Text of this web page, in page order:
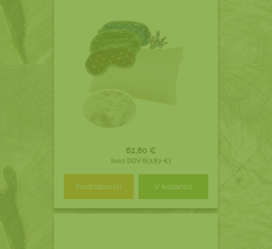
82,80 €
brez DDV (67,87 €)
Podrobnosti V košarico